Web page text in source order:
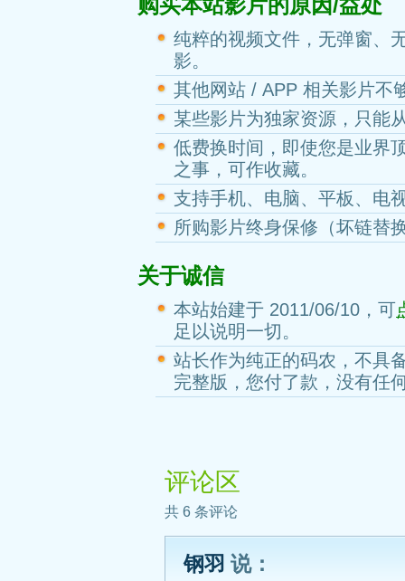
购买本站影片的原因/益处
纯粹的视频文件，无弹窗、
影。
其他网站 / APP 相关影片不
某些影片为独家资源，只能
低费换时间，即使您是业界
之事，可作收藏。
支持手机、电脑、平板、电
所购影片终身保修（坏链替
关于诚信
本站始建于 2011/06/10，可
足以说明一切。
站长作为纯正的码农，不具
完整版，您付了款，没有任
评论区
共 6 条评论
钢羽 说：